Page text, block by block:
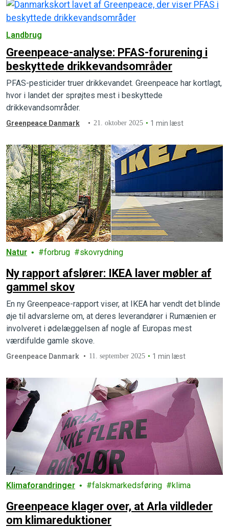
Landbrug
Greenpeace-analyse: PFAS-forurening i
beskyttede drikkevandsområder
PFAS-pesticider truer drikkevandet. Greenpeace har kortlagt,
hvor i landet der sprøjtes mest i beskyttede
drikkevandsområder.
Greenpeace Danmark 21. oktober 2025 1 min læst
Natur forbrug skovrydning
Ny rapport afslører: IKEA laver møbler af
gammel skov
En ny Greenpeace-rapport viser, at IKEA har vendt det blinde
øje til advarslerne om, at deres leverandører i Rumænien er
involveret i ødelæggelsen af nogle af Europas mest
værdifulde gamle skove.
Greenpeace Danmark 11. september 2025 1 min læst
Klimaforandringer falskmarkedsføring klima
Greenpeace klager over, at Arla vildleder
om klimareduktioner